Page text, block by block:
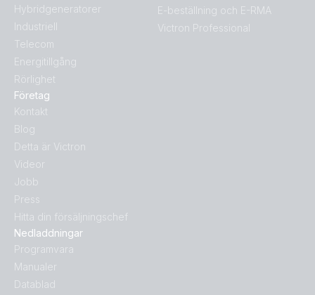
Nedladdningar
Programvara
Manualer
Datablad
Hybridgeneratorer
Industriell
Telecom
Energitillgång
Rörlighet
Företag
Kontakt
Blog
Detta är Victron
Videor
Jobb
Press
Hitta din försäljningschef
E-beställning och E-RMA
Victron Professional